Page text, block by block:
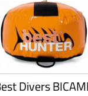
Divers